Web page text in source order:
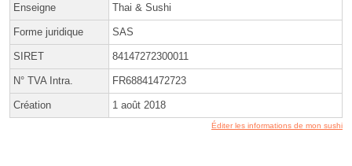
Enseigne Thai & Sushi
Forme juridique SAS
SIRET 84147272300011
N° TVA Intra. FR68841472723
Création 1 août 2018
Éditer les informations de mon sushi